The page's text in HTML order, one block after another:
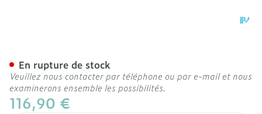
116,90 €
En rupture de stock
Veuillez nous contacter par téléphone ou par e-mail et nous
examinerons ensemble les possibilités.